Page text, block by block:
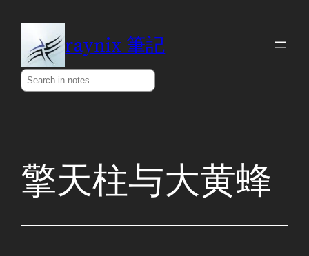
content
raynix 筆記
Search
擎天柱与大黄蜂